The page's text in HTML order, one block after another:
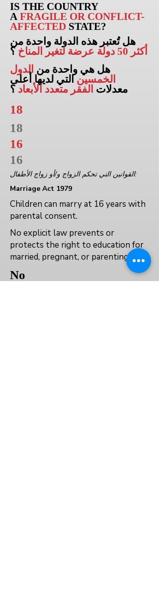
IS THE COUNTRY
A FRAGILE OR CONFLICT-
AFFECTED STATE?
هل تُعتبر هذه الدولة واحدة من
أكثر 50 دولة عرضة لتغير المناخ
؟
هل هي واحدة من الدول
الخمسين التي لديها أعلى
معدلات الفقر متعدد الأبعاد ؟
18
18
16
16
القوانين التي تحكم الزواج و/أو زواج الأطفال:
Marriage Act 1979
Children can marry at 16 years with
parental consent.
No explicit law prevents or
protects the right to education for
married, pregnant, or parenting girls.
No